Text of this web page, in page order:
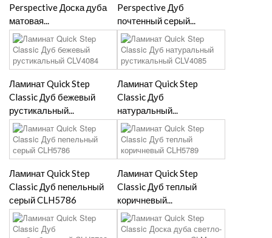
Perspective Доска дуба
матовая...
Perspective Дуб
почтенный серый...
Ламинат Quick Step
Classic Дуб бежевый
рустикальный...
Ламинат Quick Step
Classic Дуб
натуральный...
Ламинат Quick Step
Classic Дуб пепельный
серый CLH5786
Ламинат Quick Step
Classic Дуб теплый
коричневый...